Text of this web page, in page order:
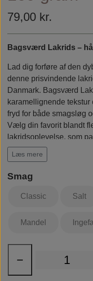
79,00 kr.
Bagsværd Lakrids –
Lad dig forføre af den
denne prisvindende
Danmark. Bagsværd
karamellignende
fryd for både smagsløg
Vælg din favorit blandt
lakridsoplevelse, som
som gave.
Varianter:
Classic: Den originale
: Klassisk lakrids med
: En kraftfuld og
Læs mere
Smag
Classic Salt
Mandel
−